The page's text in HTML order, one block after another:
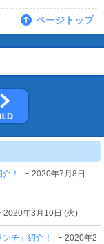
ページトップ
！ - 2020年7月8日
2020年3月10日 (火)
チ」紹介！ - 2020年2